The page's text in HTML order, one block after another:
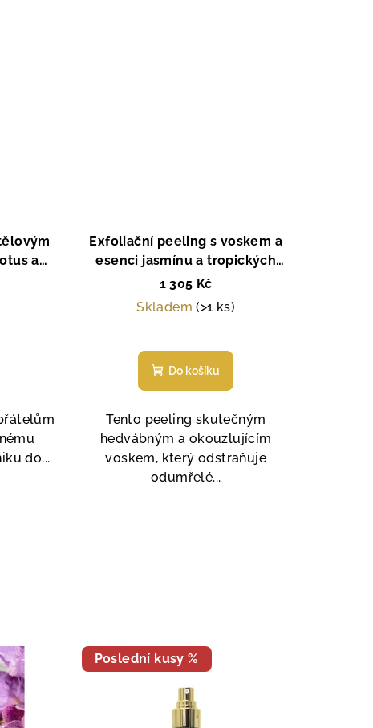
a
La
do...
Exfoliační peeling s voskem a
esenci jasmínu a tropických
květů, Malaysia, La Sultane de
Saba, Paris
1 305 Kč
Skladem(>1 ks)
hodnocení
produktu
je
5,0
z
5
hvězdiček.
Do košíku
Tento peeling skutečným
hedvábným a okouzlujícím
voskem, který odstraňuje
odumřelé...
Poslední kusy %